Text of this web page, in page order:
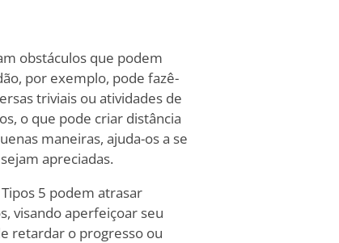
obstáculos que podem
por exemplo, pode fazê-
triviais ou atividades de
o que pode criar distância
maneiras, ajuda-os a se
apreciadas.
5 podem atrasar
visando aperfeiçoar seu
retardar o progresso ou